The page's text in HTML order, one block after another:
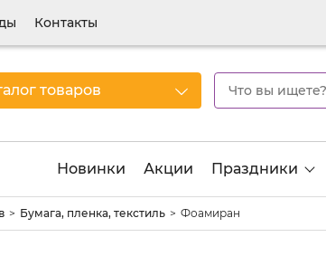
Контакты
товаров
Новинки Акции Праздники
Бумага, пленка, текстиль Фоамиран